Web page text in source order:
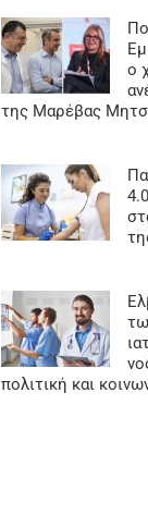
ο
της Μαρέβας
πολιτική και